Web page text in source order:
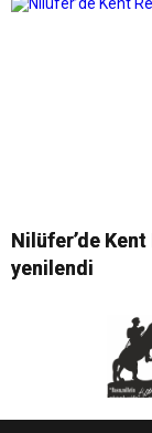
Nilüfer’de
yenilendi